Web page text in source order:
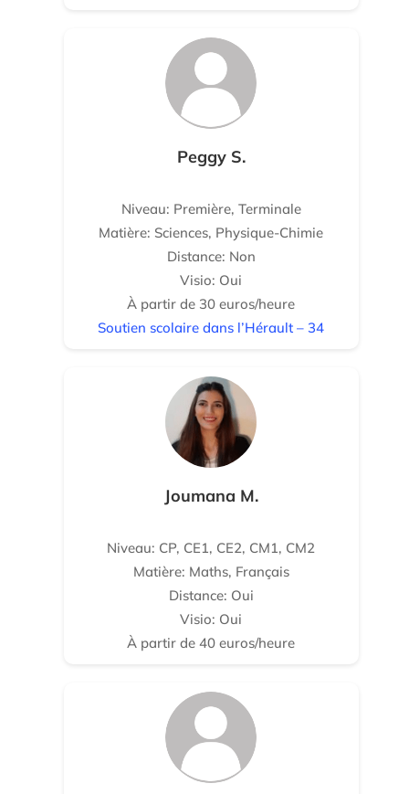
Peggy S.
Niveau: Première, Terminale
Matière: Sciences, Physique-Chimie
Distance: Non
Visio: Oui
À partir de 30 euros/heure
Soutien scolaire dans l’Hérault – 34
Joumana M.
Niveau: CP, CE1, CE2, CM1, CM2
Matière: Maths, Français
Distance: Oui
Visio: Oui
À partir de 40 euros/heure